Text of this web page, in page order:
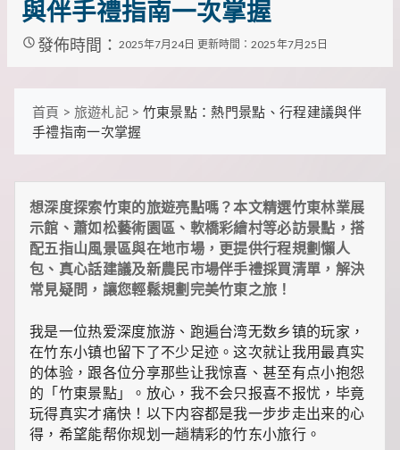
裡
有
最
旅
行
最
實
用
的
居
家
妙
最
地
道
的
美
食
推
薦，
與伴手禮指南一次掌握
發佈時間： 2025年7月24日 更新時間：2025年7月25日
首頁 > 旅遊札記> 竹東景點：熱門景點、行程建議與伴
手禮指南一次掌握
想深度探索竹東的旅遊亮點嗎？本文精選竹東林業展
示館、蕭如松藝術園區、軟橋彩繪村等必訪景點，搭
配五指山風景區與在地市場，更提供行程規劃懶人
包、真心話建議及新農民市場伴手禮採買清單，解決
常見疑問，讓您輕鬆規劃完美竹東之旅！
我是一位热爱深度旅游、跑遍台湾无数乡镇的玩家，
在竹东小镇也留下了不少足迹。这次就让我用最真实
的体验，跟各位分享那些让我惊喜、甚至有点小抱怨
的「竹東景點」。放心，我不会只报喜不报忧，毕竟
玩得真实才痛快！以下内容都是我一步步走出来的心
得，希望能帮你规划一趟精彩的竹东小旅行。